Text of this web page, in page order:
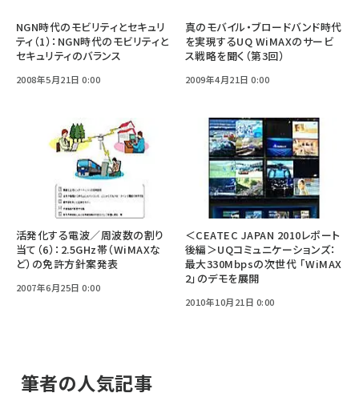
NGN時代のモビリティとセキュリ
ティ（1）：NGN時代のモビリティと
セキュリティのバランス
2008年5月21日 0:00
真のモバイル・ブロードバンド時代
を実現するUQ WiMAXのサービ
ス戦略を聞く（第3回）
2009年4月21日 0:00
活発化する電波／周波数の割り
当て（6）：2.5GHz帯（WiMAXな
ど）の免許方針案発表
2007年6月25日 0:00
＜CEATEC JAPAN 2010レポート
後編＞UQコミュニケーションズ：
最大330Mbpsの次世代 「WiMAX
2」のデモを展開
2010年10月21日 0:00
筆者の人気記事